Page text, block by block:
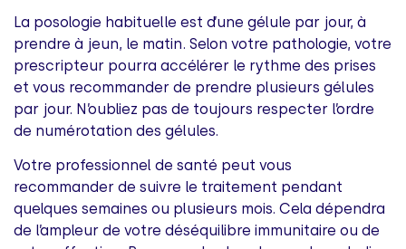
La posologie habituelle est d’une gélule par jour, à
prendre à jeun, le matin. Selon votre pathologie, votre
prescripteur pourra accélérer le rythme des prises
et vous recommander de prendre plusieurs gélules
par jour. N’oubliez pas de toujours respecter l’ordre
de numérotation des gélules.
Votre professionnel de santé peut vous
recommander de suivre le traitement pendant
quelques semaines ou plusieurs mois. Cela dépendra
de l’ampleur de votre déséquilibre immunitaire ou de